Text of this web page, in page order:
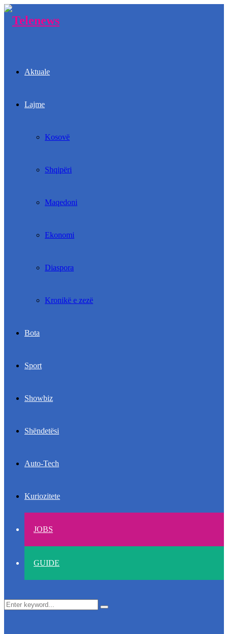
Aktuale
Lajme
Kosovë
Shqipëri
Maqedoni
Ekonomi
Diaspora
Kronikë e zezë
Bota
Sport
Showbiz
Shëndetësi
Auto-Tech
Kuriozitete
JOBS
GUIDE
Search
Search